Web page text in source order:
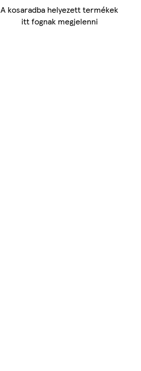
A kosaradba helyezett termékek
itt fognak megjelenni